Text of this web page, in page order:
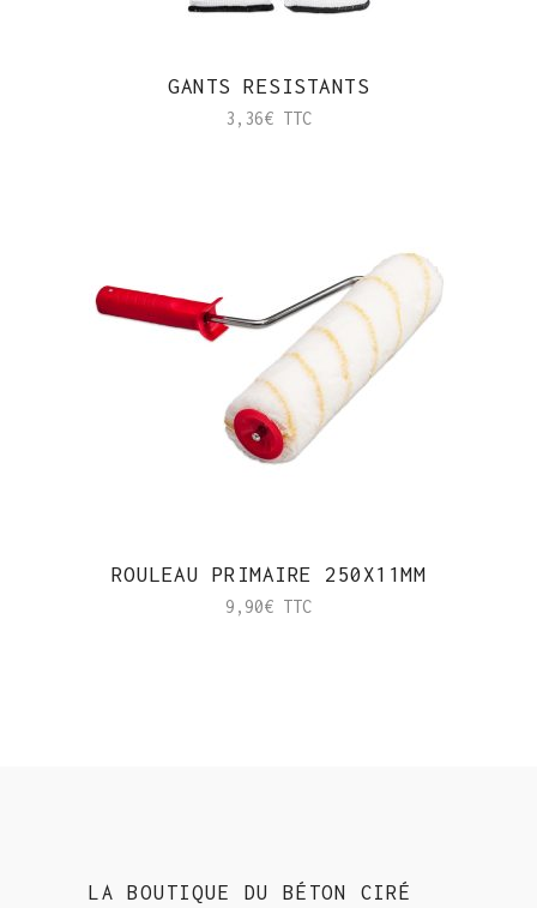
GANTS RESISTANTS
3,36€ TTC
ROULEAU PRIMAIRE 250X11MM
9,90€ TTC
LA BOUTIQUE DU BÉTON CIRÉ